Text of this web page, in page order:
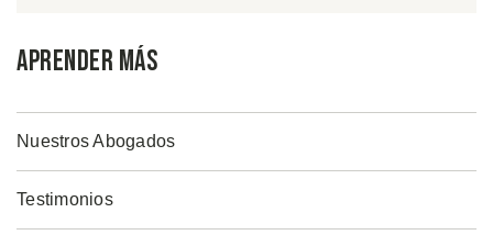
Aprender Más
Nuestros Abogados
Testimonios